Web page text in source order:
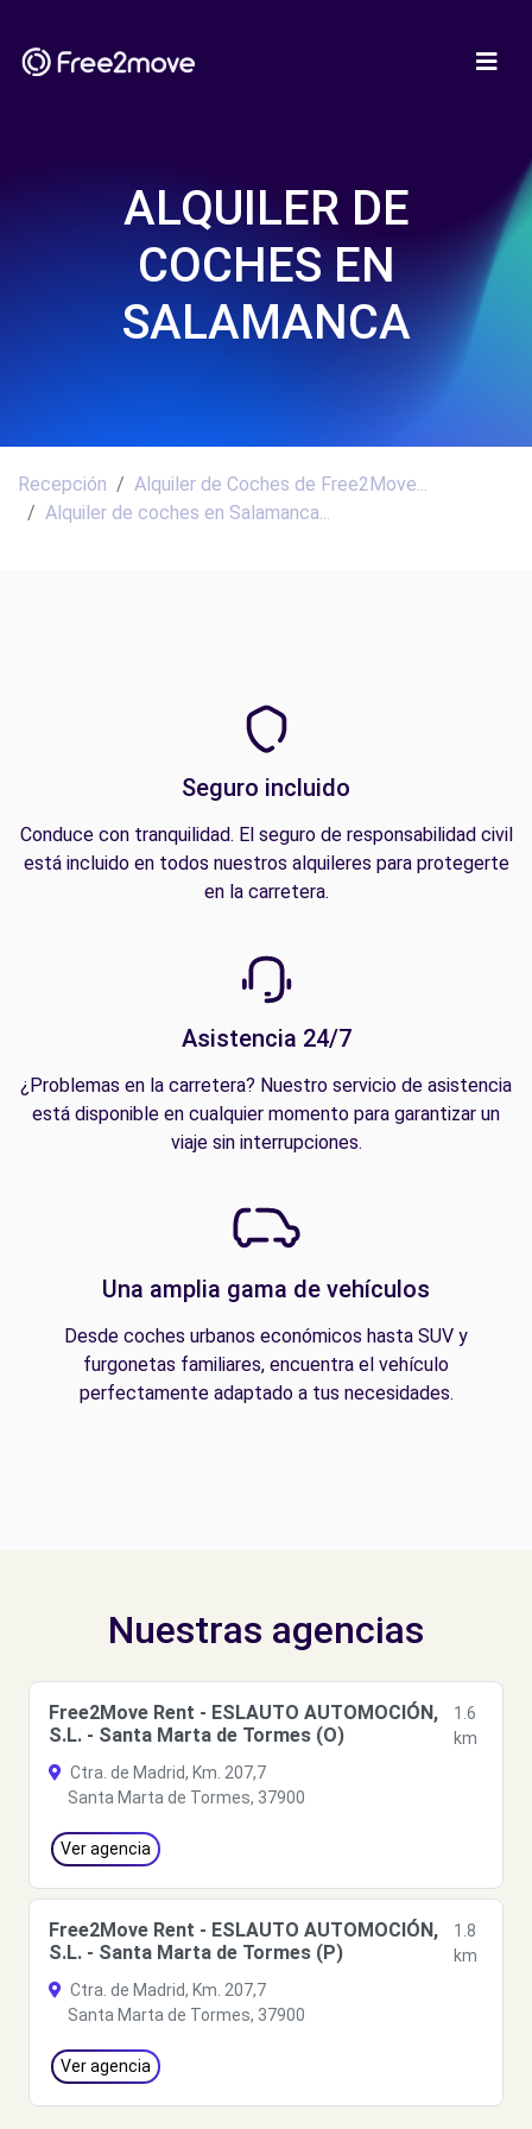
ALQUILER DE
COCHES EN
SALAMANCA
Recepción
Alquiler de Coches de Free2Move...
Alquiler de coches en Salamanca...
Seguro incluido
Conduce con tranquilidad. El seguro de responsabilidad civil
está incluido en todos nuestros alquileres para protegerte
en la carretera.
Asistencia 24/7
¿Problemas en la carretera? Nuestro servicio de asistencia
está disponible en cualquier momento para garantizar un
viaje sin interrupciones.
Una amplia gama de vehículos
Desde coches urbanos económicos hasta SUV y
furgonetas familiares, encuentra el vehículo
perfectamente adaptado a tus necesidades.
Nuestras agencias
Free2Move Rent - ESLAUTO AUTOMOCIÓN,
S.L. - Santa Marta de Tormes (O)
1.6
km
Ctra. de Madrid, Km. 207,7
Santa Marta de Tormes, 37900
Ver agencia
Free2Move Rent - ESLAUTO AUTOMOCIÓN,
S.L. - Santa Marta de Tormes (P)
1.8
km
Ctra. de Madrid, Km. 207,7
Santa Marta de Tormes, 37900
Ver agencia